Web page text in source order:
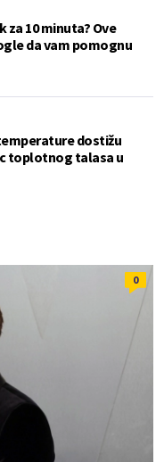
10 minuta? Ove
da vam pomognu
dostižu
toplotnog talasa u
0